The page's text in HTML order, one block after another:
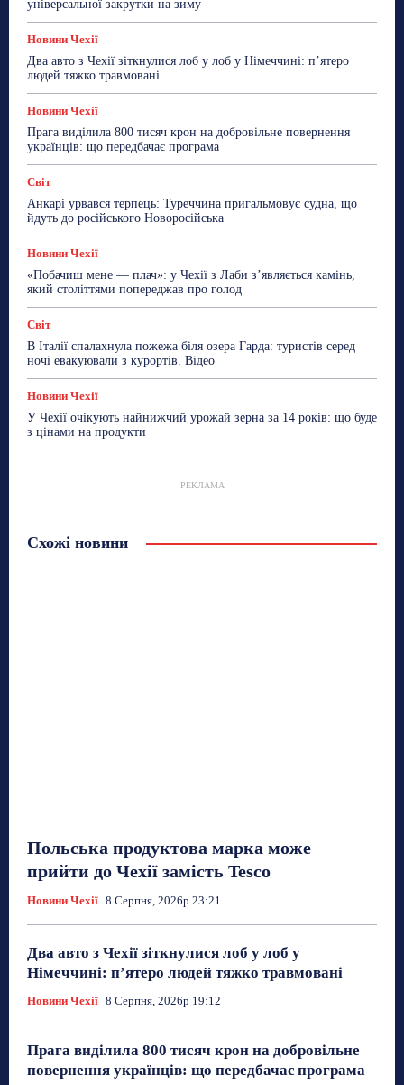
універсальної закрутки на зиму
Новини Чехії
Два авто з Чехії зіткнулися лоб у лоб у Німеччині: п’ятеро
людей тяжко травмовані
Новини Чехії
Прага виділила 800 тисяч крон на добровільне повернення
українців: що передбачає програма
Світ
Анкарі урвався терпець: Туреччина пригальмовує судна, що
йдуть до російського Новоросійська
Новини Чехії
«Побачиш мене — плач»: у Чехії з Лаби з’являється камінь,
який століттями попереджав про голод
Світ
В Італії спалахнула пожежа біля озера Гарда: туристів серед
ночі евакуювали з курортів. Відео
Новини Чехії
У Чехії очікують найнижчий урожай зерна за 14 років: що буде
з цінами на продукти
РЕКЛАМА
Схожі новини
Польська продуктова марка може
прийти до Чехії замість Tesco
Новини Чехії 8 Серпня, 2026р 23:21
Два авто з Чехії зіткнулися лоб у лоб у
Німеччині: п’ятеро людей тяжко травмовані
Новини Чехії 8 Серпня, 2026р 19:12
Прага виділила 800 тисяч крон на добровільне
повернення українців: що передбачає програма